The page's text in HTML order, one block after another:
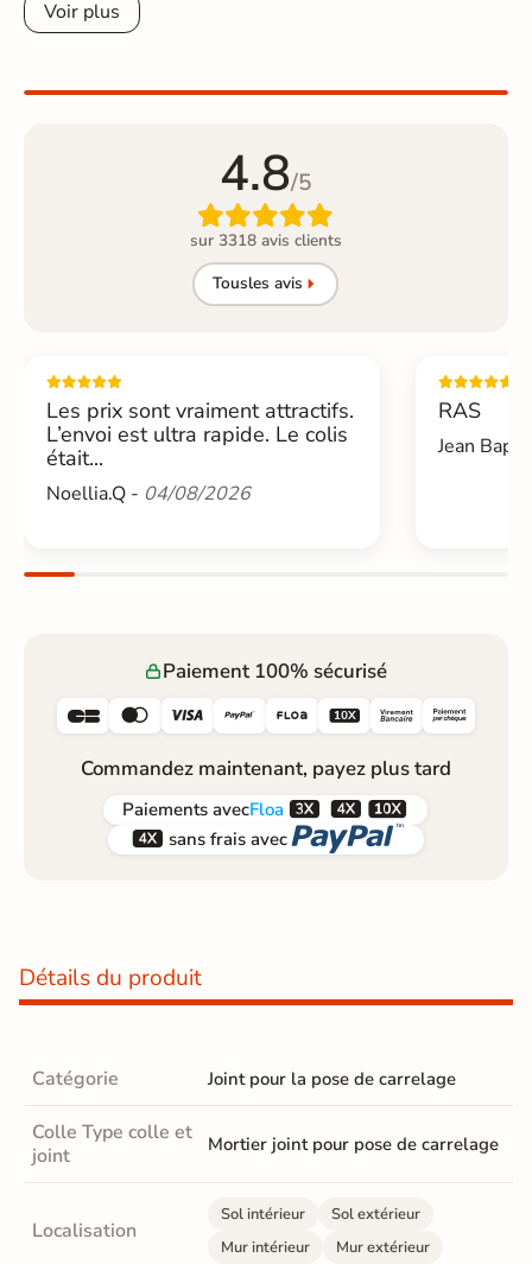
Voir plus
4.8/5

sur 3318 avis clients
Tousles avis
Les prix sont vraiment attractifs.
L’envoi est ultra rapide. Le colis
était...
Noellia.Q - 04/08/2026
RAS
Jean
Paiement 100% sécurisé
     
Commandez maintenant, payez plus tard
Paiements avecFloa  
 sans frais avec 
Détails du produit
Catégorie Joint pour la pose de carrelage
Colle Type colle et
joint
Mortier joint pour pose de carrelage
Localisation
Sol intérieur
Sol extérieur
Mur intérieur
Mur extérieur